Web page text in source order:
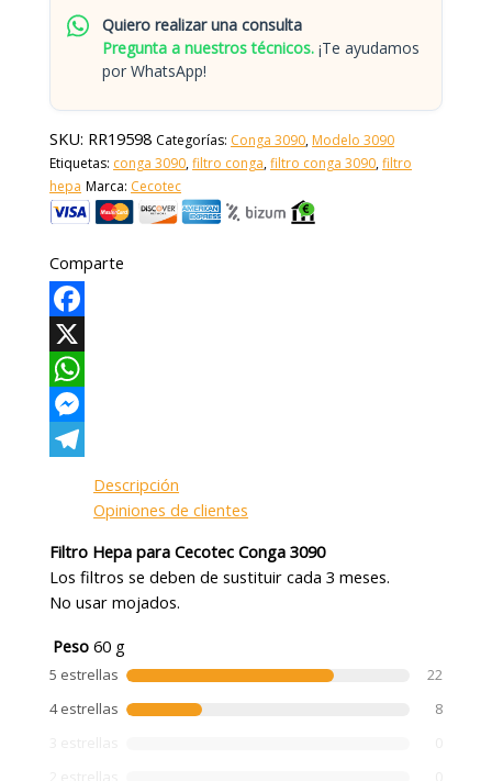
Quiero realizar una consulta
Pregunta a nuestros técnicos. ¡Te ayudamos
por WhatsApp!
SKU: RR19598 Categorías: Conga 3090, Modelo 3090
Etiquetas: conga 3090,filtro conga,filtro conga 3090,filtro
hepa Marca: Cecotec
Comparte
Facebook
X
WhatsApp
Messenger
Descripción
Opiniones de clientes
Filtro Hepa para Cecotec Conga 3090
Los filtros se deben de sustituir cada 3 meses.
No usar mojados.
Peso 60 g
5 estrellas
22
4 estrellas
8